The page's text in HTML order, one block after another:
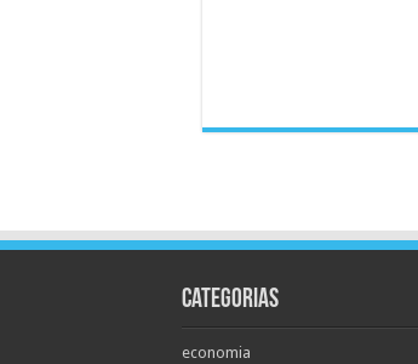
Categorias
economia